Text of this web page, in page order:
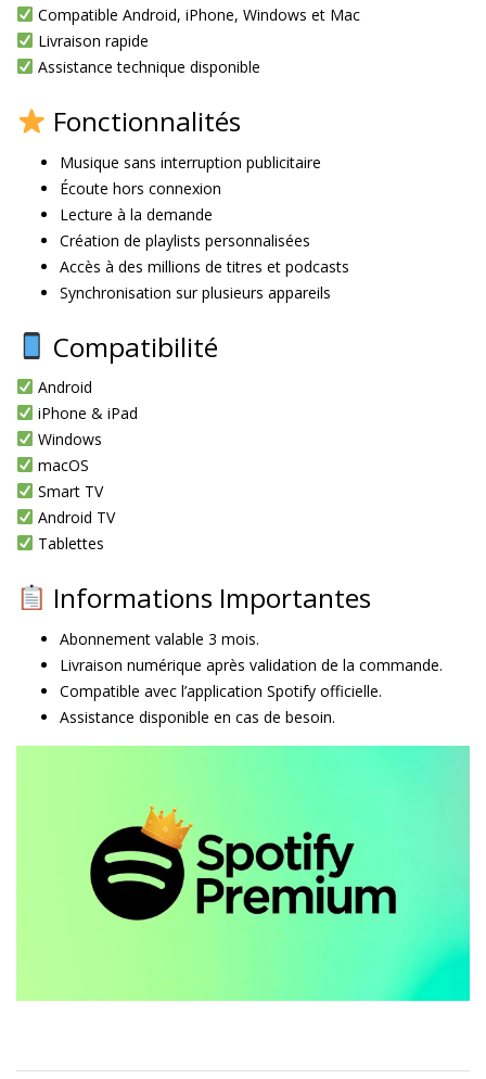
Compatible Android, iPhone, Windows et Mac
Livraison rapide
Assistance technique disponible
Fonctionnalités
Musique sans interruption publicitaire
Écoute hors connexion
Lecture à la demande
Création de playlists personnalisées
Accès à des millions de titres et podcasts
Synchronisation sur plusieurs appareils
Compatibilité
Android
iPhone & iPad
Windows
macOS
Smart TV
Android TV
Tablettes
Informations Importantes
Abonnement valable 3 mois.
Livraison numérique après validation de la commande.
Compatible avec l’application Spotify officielle.
Assistance disponible en cas de besoin.